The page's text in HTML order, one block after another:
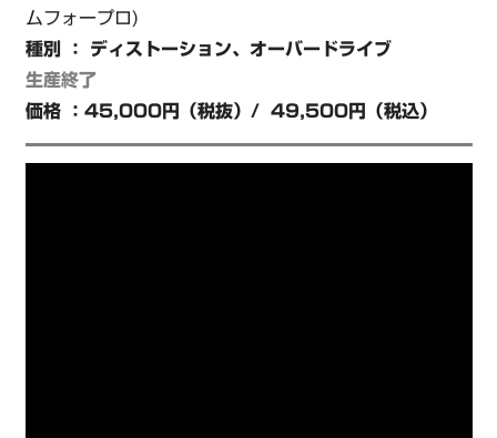
ムフォープロ)
種別 ： ディストーション、オーバードライブ
生産終了
価格 ：45,000円（税抜）/ 49,500円（税込）